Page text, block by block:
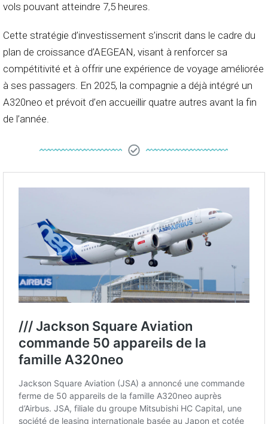
vols pouvant atteindre 7,5 heures.
Cette stratégie d’investissement s’inscrit dans le cadre du
plan de croissance d’AEGEAN, visant à renforcer sa
compétitivité et à offrir une expérience de voyage améliorée
à ses passagers. En 2025, la compagnie a déjà intégré un
A320neo et prévoit d’en accueillir quatre autres avant la fin
de l’année.